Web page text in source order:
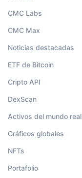
CMC Labs
CMC Max
Noticias destacadas
ETF de Bitcoin
Cripto API
DexScan
Activos del mundo real
Gráficos globales
NFTs
Portafolio